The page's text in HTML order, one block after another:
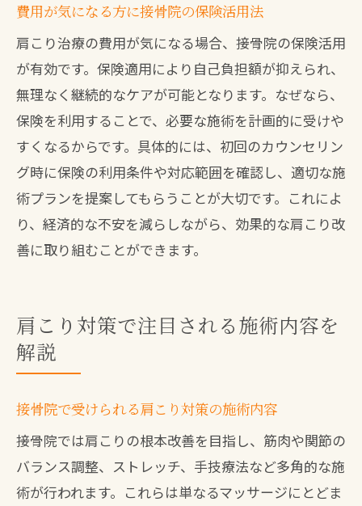
費用が気になる方に接骨院の保険活用法
肩こり治療の費用が気になる場合、接骨院の保険活用
が有効です。保険適用により自己負担額が抑えられ、
無理なく継続的なケアが可能となります。なぜなら、
保険を利用することで、必要な施術を計画的に受けや
すくなるからです。具体的には、初回のカウンセリン
グ時に保険の利用条件や対応範囲を確認し、適切な施
術プランを提案してもらうことが大切です。これによ
り、経済的な不安を減らしながら、効果的な肩こり改
善に取り組むことができます。
肩こり対策で注目される施術内容を
解説
接骨院で受けられる肩こり対策の施術内容
接骨院では肩こりの根本改善を目指し、筋肉や関節の
バランス調整、ストレッチ、手技療法など多角的な施
術が行われます。これらは単なるマッサージにとどま